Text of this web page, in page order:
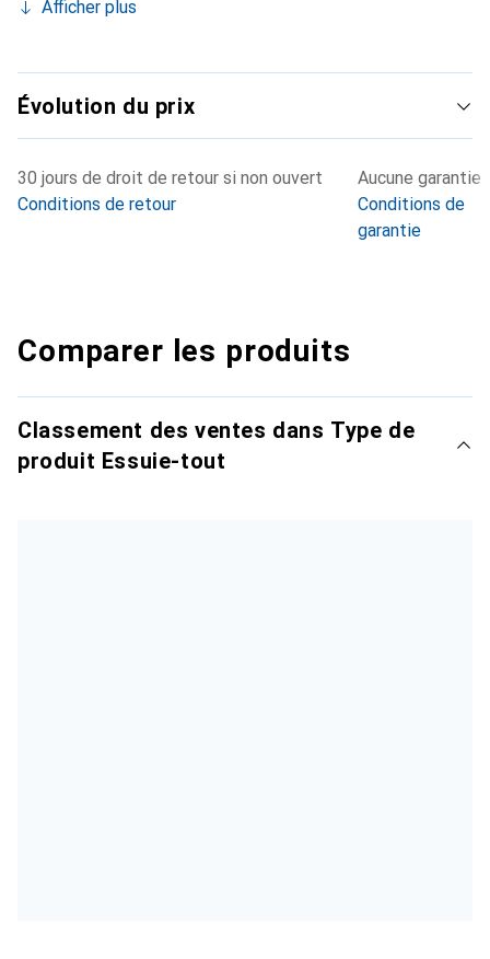
Afficher plus
Évolution du prix
30 jours de droit de retour si non ouvert
Conditions de retour
Aucune garantie
Conditions de
garantie
Comparer les produits
Classement des ventes dans Type de
produit Essuie-tout